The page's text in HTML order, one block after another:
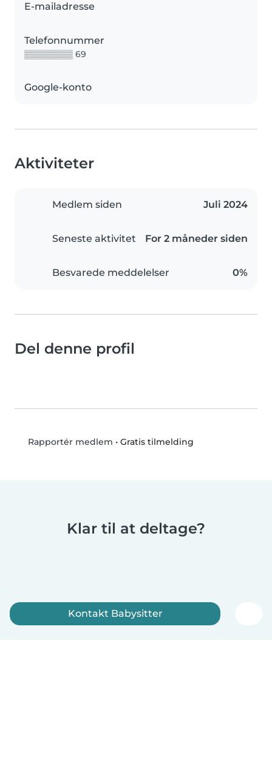
E-mailadresse
Telefonnummer
▒▒▒▒▒▒▒▒ 69
Google-konto
Aktiviteter
Medlem siden Juli 2024
Seneste aktivitet For 2 måneder siden
Besvarede meddelelser 0%
Del denne profil
Rapportér medlem • Gratis tilmelding
Klar til at deltage?
Kontakt Babysitter